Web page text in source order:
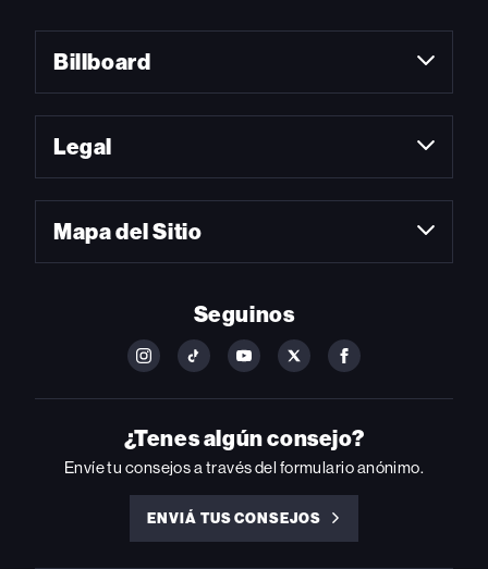
Billboard
Legal
Mapa del Sitio
Seguinos
FOLLOW
ON
INSTAGRAM
FOLLOW
ON
YOUTUBE
FOLLOW
ON
YOUTUBE
FOLLOW
ON
FOLLOW
ON
FACEBOOK
¿Tenes algún consejo?
Envíe tu consejos a través del formulario anónimo.
ENVIÁ TUS CONSEJOS
ENVIÁ